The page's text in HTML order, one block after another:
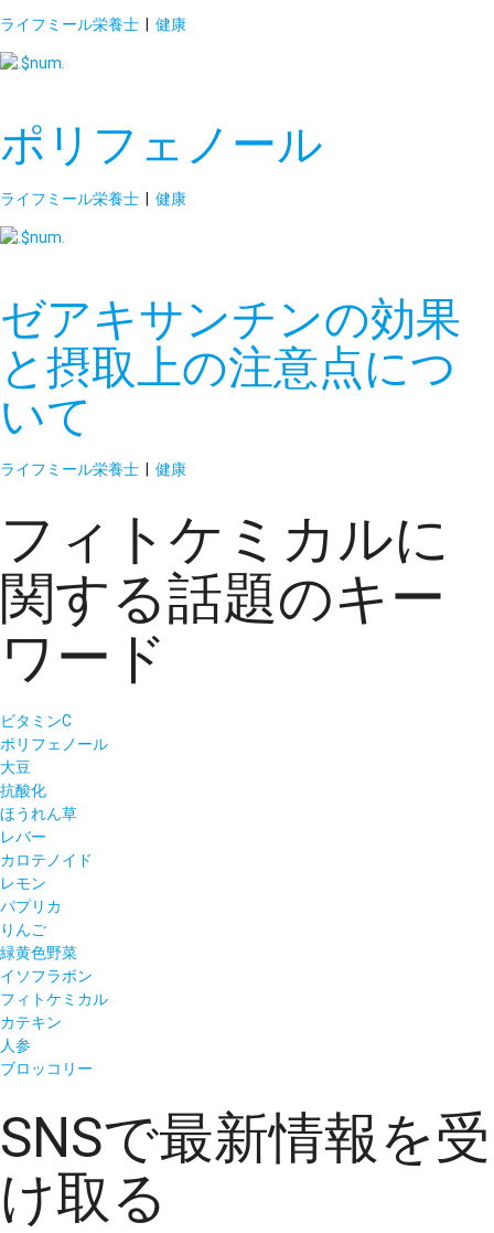
ライフミール栄養士 | 健康
ポリフェノール
ライフミール栄養士 | 健康
ゼアキサンチンの効果
と摂取上の注意点につ
いて
ライフミール栄養士 健康
フィトケミカルに
関する話題のキー
ワード
ビタミンC
ポリフェノール
大豆
抗酸化
ほうれん草
レバー
カロテノイド
レモン
パプリカ
りんご
緑黄色野菜
イソフラボン
フィトケミカル
カテキン
人参
ブロッコリー
SNSで最新情報を受
け取る